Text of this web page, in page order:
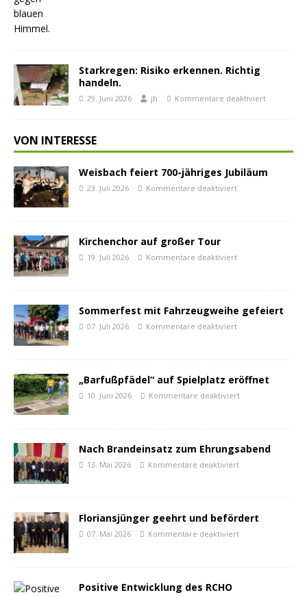
Starkregen: Risiko erkennen. Richtig
handeln.
29. Juni 2026 jh Kommentare deaktiviert
VON INTERESSE
Weisbach feiert 700-jähriges Jubiläum
23. Juli 2026 Kommentare deaktiviert
Kirchenchor auf großer Tour
19. Juli 2026 Kommentare deaktiviert
Sommerfest mit Fahrzeugweihe gefeiert
07. Juli 2026 Kommentare deaktiviert
„Barfußpfädel“ auf Spielplatz eröffnet
10. Juni 2026 Kommentare deaktiviert
Nach Brandeinsatz zum Ehrungsabend
13. Mai 2026 Kommentare deaktiviert
Floriansjünger geehrt und befördert
07. Mai 2026 Kommentare deaktiviert
Positive Entwicklung des RCHO